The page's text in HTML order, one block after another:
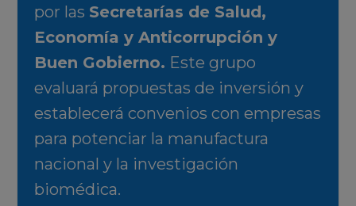
por las Secretarías de Salud,
Economía y Anticorrupción y
Buen Gobierno. Este grupo
evaluará propuestas de inversión y
establecerá convenios con empresas
para potenciar la manufactura
nacional y la investigación
biomédica.